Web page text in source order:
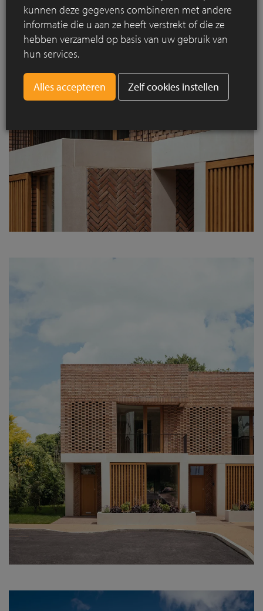
kunnen deze gegevens combineren met andere
informatie die u aan ze heeft verstrekt of die ze
hebben verzameld op basis van uw gebruik van
hun services.
Zelf cookies instellen